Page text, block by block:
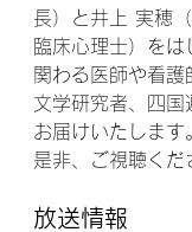
長）と井上 実穂
臨床心理士）を
関わる医師や看護
文学研究者、四国
お届けいたします
是非、ご視聴くだ
放送情報